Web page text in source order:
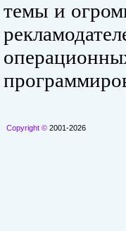
темы и
Copyright © 2001-2026